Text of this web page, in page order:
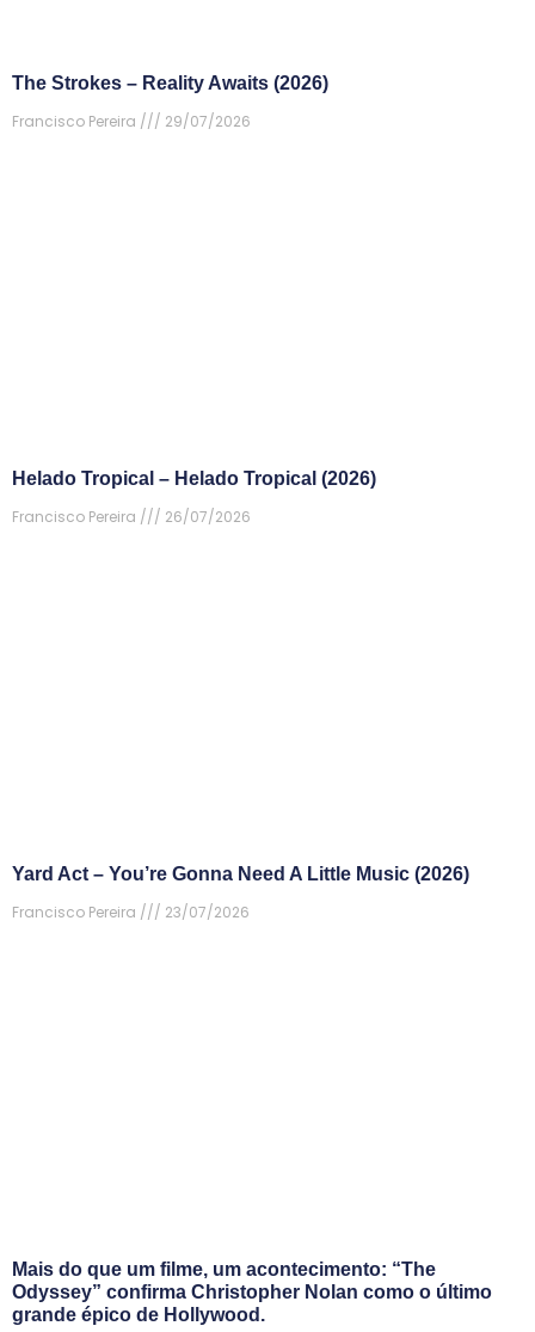
The Strokes – Reality Awaits (2026)
Francisco Pereira
29/07/2026
Helado Tropical – Helado Tropical (2026)
Francisco Pereira
26/07/2026
Yard Act – You’re Gonna Need A Little Music (2026)
Francisco Pereira
23/07/2026
Mais do que um filme, um acontecimento: “The
Odyssey” confirma Christopher Nolan como o último
grande épico de Hollywood.